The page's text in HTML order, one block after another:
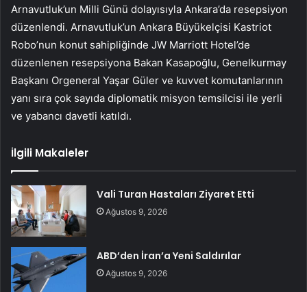
Arnavutluk’un Milli Günü dolayısıyla Ankara’da resepsiyon
düzenlendi. Arnavutluk’un Ankara Büyükelçisi Kastriot
Robo’nun konut sahipliğinde JW Marriott Hotel’de
düzenlenen resepsiyona Bakan Kasapoğlu, Genelkurmay
Başkanı Orgeneral Yaşar Güler ve kuvvet komutanlarının
yanı sıra çok sayıda diplomatik misyon temsilcisi ile yerli
ve yabancı davetli katıldı.
İlgili Makaleler
Vali Turan Hastaları Ziyaret Etti
Ağustos 9, 2026
ABD’den İran’a Yeni Saldırılar
Ağustos 9, 2026